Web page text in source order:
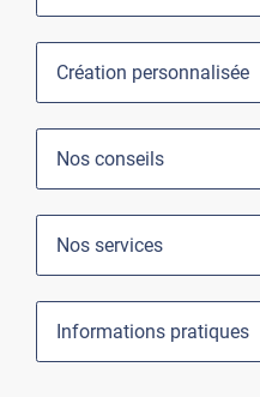
Création personnalisée
Nos conseils
Nos services
Informations pratiques